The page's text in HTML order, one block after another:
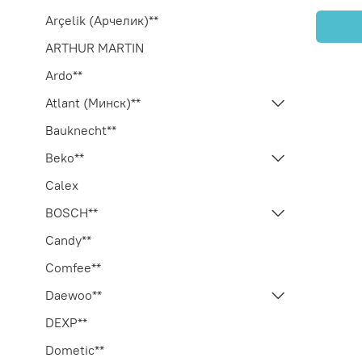
Arçelik (Арчелик)**
ARTHUR MARTIN
Ardo**
Atlant (Минск)**
Bauknecht**
Beko**
Calex
BOSCH**
Candy**
Comfee**
Daewoo**
DEXP**
Dometic**